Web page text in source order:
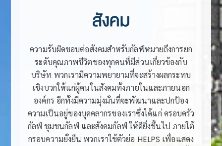
สังคม
ความรับผิดชอบต่อสังคมสำหรับกัลฟ์หมายถึงการยก
ระดับคุณภาพชีวิตของทุกคนที่มีส่วนเกี่ยวข้องกับ
บริษัท พวกเรามีความพยายามที่จะสร้างผลกระทบ
เชิงบวกให้แก่ผู้คนในสังคมทั้งภายในและภายนอก
องค์กร อีกทั้งมีความมุ่งมั่นที่จะพัฒนาและปกป้อง
ความเป็นอยู่ของบุคคลากรของเราซึ่งได้แก่ ครอบครัว
กัลฟ์ ชุมชนกัลฟ์ และสังคมกัลฟ์ ให้ดียิ่งขึ้นไป ภายใต้
กรอบความยั่งยืน พวกเราใช้ตัวย่อ HELPS เพื่อแสดง